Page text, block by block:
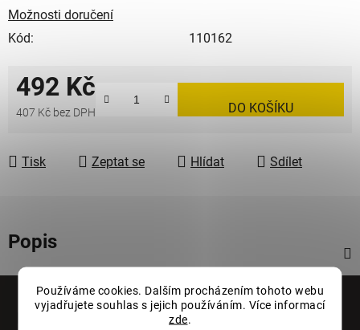
Používáme cookies. Dalším procházením tohoto webu
vyjadřujete souhlas s jejich používáním. Více informací
zde
Možnosti doručení
Kód:
110162
492 Kč
407 Kč bez DPH DO KOŠÍKU
Tisk Zeptat se Hlídat Sdílet
Popis
Informace pro vás